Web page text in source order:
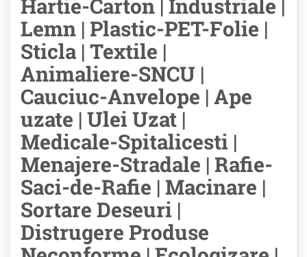
Hartie-Carton | Industriale |
Lemn | Plastic-PET-Folie |
Sticla | Textile |
Animaliere-SNCU |
Cauciuc-Anvelope | Ape
uzate | Ulei Uzat |
Medicale-Spitalicesti |
Menajere-Stradale | Rafie-
Saci-de-Rafie | Macinare |
Sortare Deseuri |
Distrugere Produse